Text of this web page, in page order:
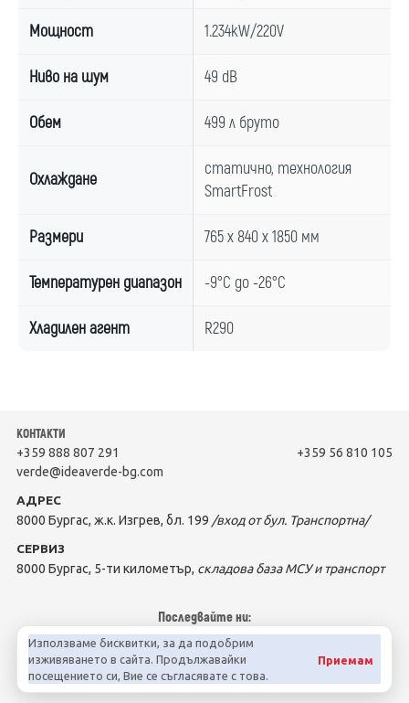
Използваме бисквитки, за да подобрим
изживяването в сайта. Продължавайки
посещението си, Вие се съгласявате с това.
Приемам
Мощност 1.234kW/220V
Ниво на шум 49 dB
Обем 499 л бруто
Охлаждане
статично, технология
SmartFrost
Размери 765 x 840 x 1850 мм
Температурен диапазон -9°C до -26°C
Хладилен агент R290
КОНТАКТИ
+359 888 807 291
+359 56 810 105
verde@ideaverde-bg.com
АДРЕС
8000 Бургас, ж.к. Изгрев, бл. 199 /вход от бул. Транспортна/
СЕРВИЗ
8000 Бургас, 5-ти километър, складова база МСУ и транспорт
Последвайте ни: